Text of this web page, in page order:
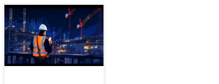
同人员手中，难以实时
汇总与透视。项目实际
运行状态如何，管理者
往往只能依靠周期性的
汇报或事后的总结才能
知晓，这种滞后与不透
明的状态，潜藏着成本